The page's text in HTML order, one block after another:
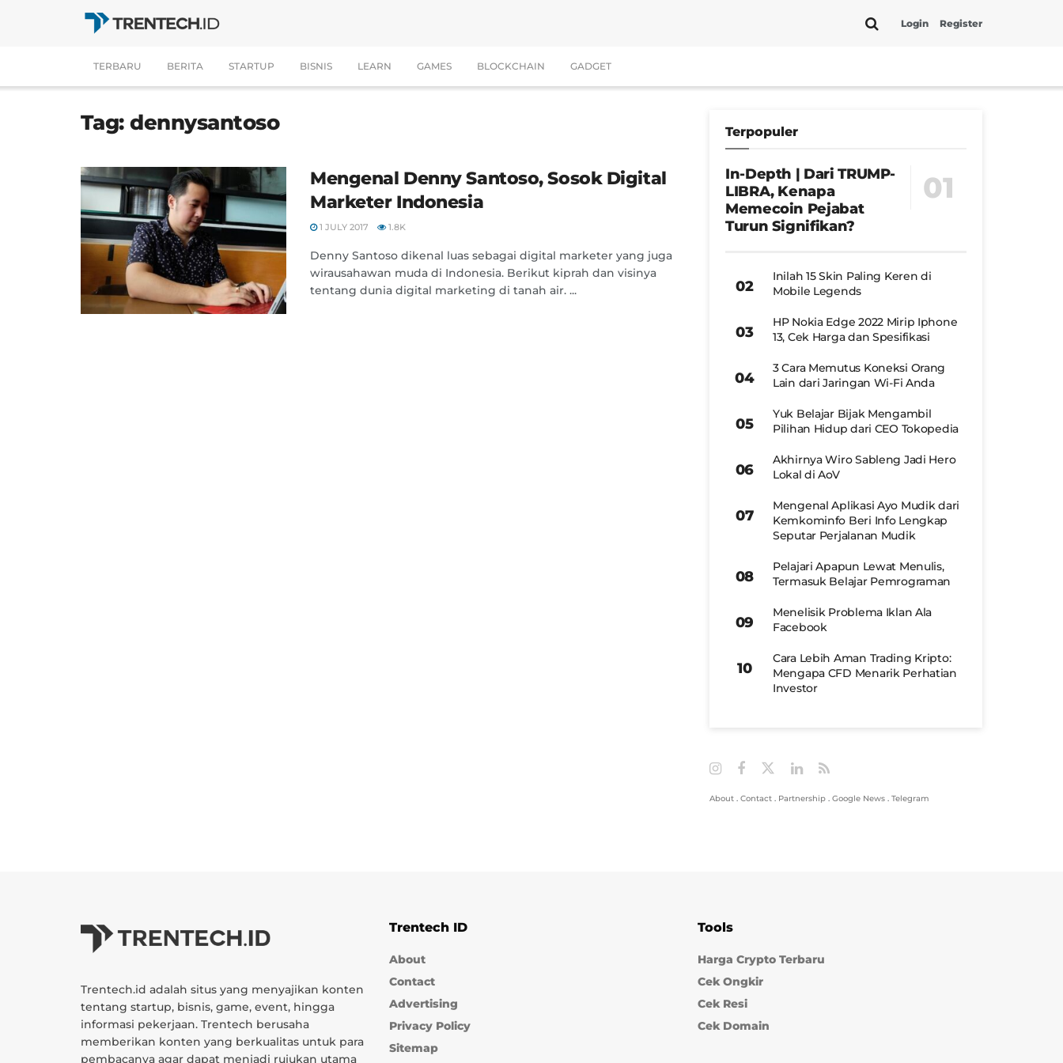
Login Register
TERBARU BERITA STARTUP BISNIS LEARN GAMES BLOCKCHAIN GADGET
Tag:dennysantoso
Mengenal Denny Santoso, Sosok Digital
Marketer Indonesia
1 JULY 2017 1.8K
Denny Santoso dikenal luas sebagai digital marketer yang juga
wirausahawan muda di Indonesia. Berikut kiprah dan visinya
tentang dunia digital marketing di tanah air. ...
Terpopuler
In-Depth | Dari TRUMP-
LIBRA, Kenapa
Memecoin Pejabat
Turun Signifikan?
Inilah 15 Skin Paling Keren di
Mobile Legends
HP Nokia Edge 2022 Mirip Iphone
13, Cek Harga dan Spesifikasi
3 Cara Memutus Koneksi Orang
Lain dari Jaringan Wi-Fi Anda
Yuk Belajar Bijak Mengambil
Pilihan Hidup dari CEO Tokopedia
Akhirnya Wiro Sableng Jadi Hero
Lokal di AoV
Mengenal Aplikasi Ayo Mudik dari
Kemkominfo Beri Info Lengkap
Seputar Perjalanan Mudik
Pelajari Apapun Lewat Menulis,
Termasuk Belajar Pemrograman
Menelisik Problema Iklan Ala
Facebook
Cara Lebih Aman Trading Kripto:
Mengapa CFD Menarik Perhatian
Investor
About . Contact . Partnership . Google News . Telegram
Trentech.id adalah situs yang menyajikan konten
tentang startup, bisnis, game, event, hingga
informasi pekerjaan. Trentech berusaha
memberikan konten yang berkualitas untuk para
pembacanya agar dapat menjadi rujukan utama
Trentech ID
About
Contact
Advertising
Privacy Policy
Sitemap
Tools
Harga Crypto Terbaru
Cek Ongkir
Cek Resi
Cek Domain